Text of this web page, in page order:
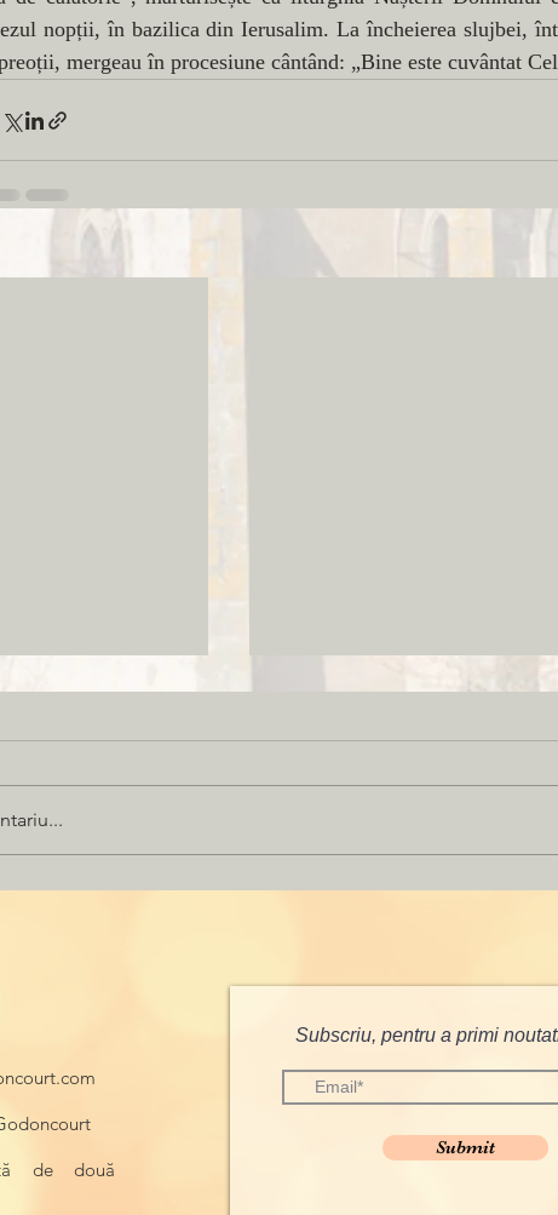
nopții, în bazilica din Ierusalim. La încheierea slujbei,
mergeau în procesiune cântând: „Bine este cuvântat
Doroteea,
În inima Simpozionului
de două
Subscriu, pentru a primi
Submit